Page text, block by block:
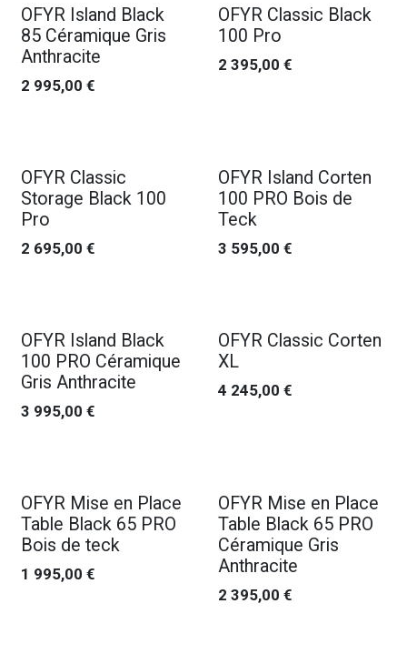
OFYR Island Black
85 Céramique Gris
Anthracite
2 995,00 €
OFYR Classic Black
100 Pro
2 395,00 €
OFYR Classic
Storage Black 100
Pro
2 695,00 €
OFYR Island Corten
100 PRO Bois de
Teck
3 595,00 €
OFYR Island Black
100 PRO Céramique
Gris Anthracite
3 995,00 €
OFYR Classic Corten
XL
4 245,00 €
OFYR Mise en Place
Table Black 65 PRO
Bois de teck
1 995,00 €
OFYR Mise en Place
Table Black 65 PRO
Céramique Gris
Anthracite
2 395,00 €